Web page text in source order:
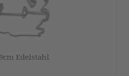
Edelstahl